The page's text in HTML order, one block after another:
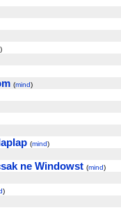
)
(mind)
(mind)
ne Windowst (mind)
)